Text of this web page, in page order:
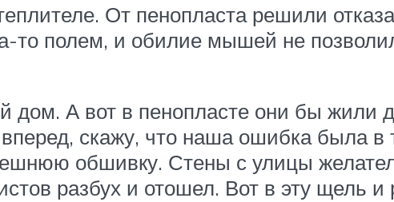
От пенопласта решили
то полем, и обилие мышей не
дом. А вот в пенопласте они бы жили
скажу, что наша ошибка была
обшивку. Стены с улицы
разбух и отошел. Вот в эту щель и